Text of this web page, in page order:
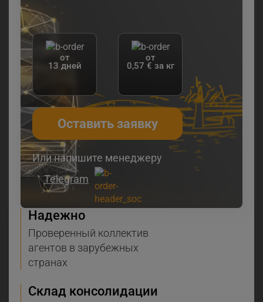
от
13 дней
от
0,57 € за кг
Оставить заявку
Или напишите менеджеру
Telegram
Надежно
Проверенный коллектив
агентов в зарубежных
странах
Склад консолидации